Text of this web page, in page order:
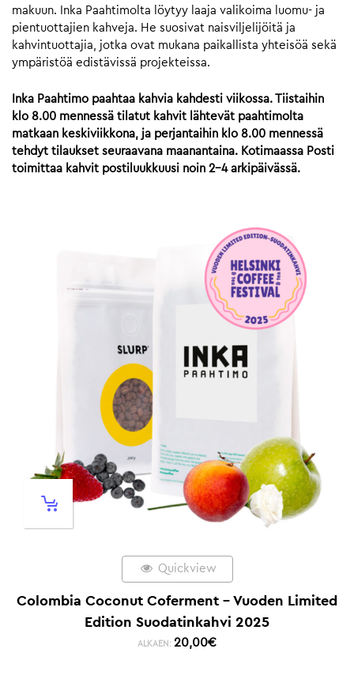
makuun. Inka Paahtimolta löytyy laaja valikoima luomu- ja
pientuottajien kahveja. He suosivat naisviljelijöitä ja
kahvintuottajia, jotka ovat mukana paikallista yhteisöä sekä
ympäristöä edistävissä projekteissa.
Inka Paahtimo paahtaa kahvia kahdesti viikossa. Tiistaihin
klo 8.00 mennessä tilatut kahvit lähtevät paahtimolta
matkaan keskiviikkona, ja perjantaihin klo 8.00 mennessä
tehdyt tilaukset seuraavana maanantaina. Kotimaassa Posti
toimittaa kahvit postiluukkuusi noin 2-4 arkipäivässä.
Quickview
Colombia Coconut Coferment – Vuoden Limited
Edition Suodatinkahvi 2025
ALKAEN: 20,00€